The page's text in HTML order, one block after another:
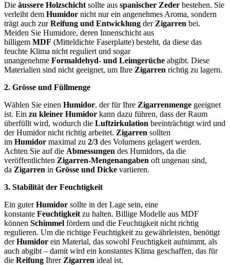
Die äussere Holzschicht sollte aus spanischer Zeder bestehen. Sie
verleiht dem Humidor nicht nur ein angenehmes Aroma, sondern
trägt auch zurReifung und Entwicklung der Zigarren bei.
Meiden Sie Humidore, deren Innenschicht aus
billigem MDF (Mitteldichte Faserplatte) besteht, da diese das
feuchte Klima nicht reguliert und sogar
unangenehme Formaldehyd- und Leimgerüche abgibt. Diese
Materialien sind nicht geeignet, um Ihre Zigarren richtig zu lagern.
2. Grösse und Füllmenge
Wählen Sie einen Humidor, der für Ihre Zigarrenmenge geeignet
ist. Ein zu kleiner Humidor kann dazu führen, dass der Raum
überfüllt wird, wodurch die Luftzirkulation beeinträchtigt wird und
der Humidor nicht richtig arbeitet. Zigarren sollten
im Humidor maximal zu 2/3 des Volumens gelagert werden.
Achten Sie auf die Abmessungen des Humidors, da die
veröffentlichten Zigarren-Mengenangaben oft ungenau sind,
da Zigarren in Grösse und Dicke variieren.
3. Stabilität der Feuchtigkeit
Ein guterHumidor sollte in der Lage sein, eine
konstante Feuchtigkeit zu halten. Billige Modelle aus MDF
können Schimmel fördern und die Feuchtigkeit nicht richtig
regulieren. Um die richtige Feuchtigkeit zu gewährleisten, benötigt
derHumidor ein Material, das sowohl Feuchtigkeit aufnimmt, als
auch abgibt – damit wird ein konstantes Klima geschaffen, das für
die Reifung Ihrer Zigarren ideal ist.